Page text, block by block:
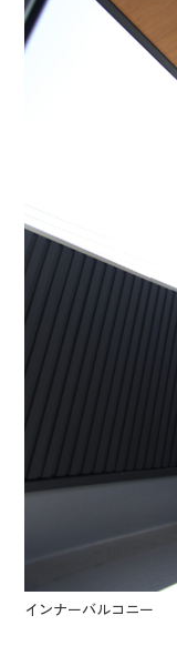
インナーバルコニー